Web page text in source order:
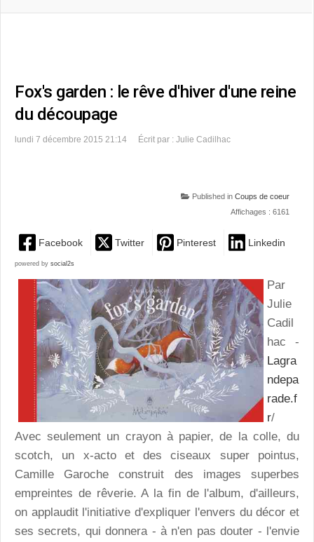
Fox's garden : le rêve d'hiver d'une reine
du découpage
lundi 7 décembre 2015 21:14 Écrit par : Julie Cadilhac
Published in Coups de coeur
Affichages : 6161
Facebook Twitter Pinterest Linkedin
powered by social2s
Par
Julie
Cadil
hac -
Lagra
ndepa
rade.f
r/
Avec seulement un crayon à papier, de la colle, du
scotch, un x-acto et des ciseaux super pointus,
Camille Garoche construit des images superbes
empreintes de rêverie. A la fin de l'album, d'ailleurs,
on applaudit l'initiative d'expliquer l'envers du décor et
ses secrets, qui donnera - à n'en pas douter - l'envie